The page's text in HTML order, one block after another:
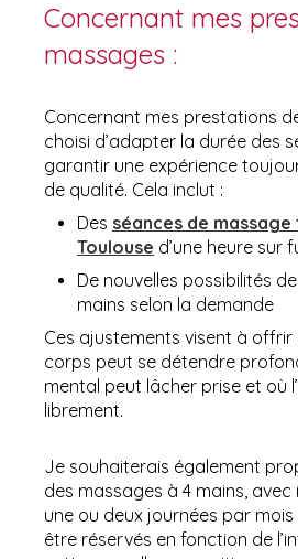
Concernant mes
massages :
Concernant mes prestations
choisi d’adapter la durée des
garantir une expérience
de qualité. Cela inclut :
Des séances de
Toulouse d’une heure sur
De nouvelles possibilités
mains selon la demande
Ces ajustements visent à offrir
corps peut se détendre
mental peut lâcher prise et où
librement.
Je souhaiterais également
des massages à 4 mains, avec
une ou deux journées par
être réservés en fonction de